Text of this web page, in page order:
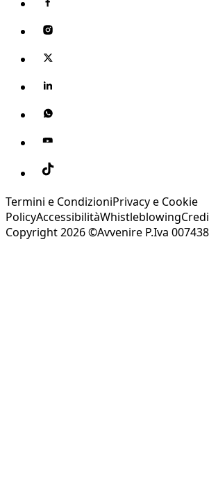
Termini e CondizioniPrivacy e Cookie
PolicyAccessibilitàWhistleblowing
Copyright 2026 ©Avvenire P.Iva